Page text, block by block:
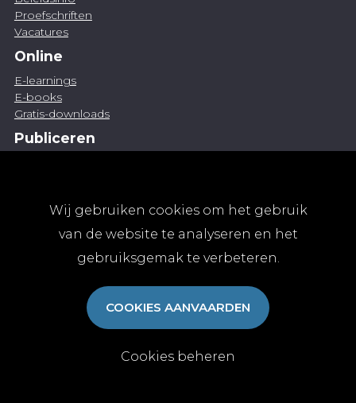
Wij gebruiken cookies om het gebruik
van de website te analyseren en het
gebruiksgemak te verbeteren.
COOKIES AANVAARDEN
Cookies beheren
Proefschriften
Vacatures
Online
E-learnings
E-books
Gratis-downloads
Publiceren
Abonnementen
Algemene abonnementsvoorwaarden